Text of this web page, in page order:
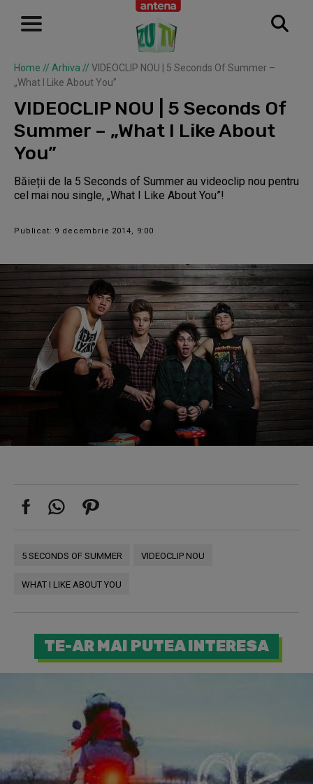
Home // Arhiva // VIDEOCLIP NOU | 5 Seconds Of Summer –
„What I Like About You”
VIDEOCLIP NOU | 5 Seconds Of
Summer – „What I Like About
You”
Băieții de la 5 Seconds of Summer au videoclip nou pentru
cel mai nou single, „What I Like About You”!
Publicat: 9 decembrie 2014, 9:00
5 SECONDS OF SUMMER VIDEOCLIP NOU
WHAT I LIKE ABOUT YOU
TE-AR MAI PUTEA INTERESA